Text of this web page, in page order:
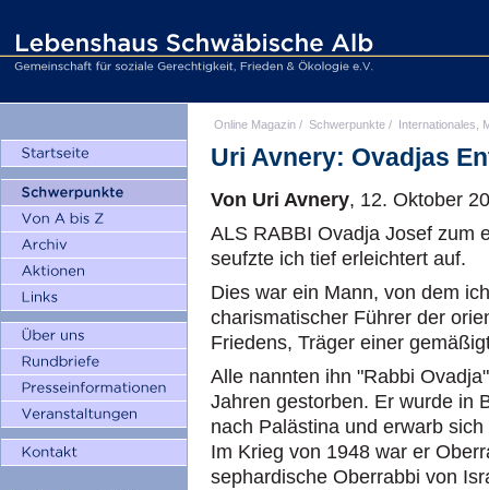
Online Magazin / Schwerpunkte / Internationales,
Uri Avnery: Ovadjas
Von Uri Avnery, 12. Oktober
ALS RABBI Ovadja Josef zum
seufzte ich tief erleichtert auf.
Dies war ein Mann, von dem
charismatischer Führer der
Friedens, Träger einer
Alle nannten ihn "Rabbi
Jahren gestorben. Er wurde in
nach Palästina und erwarb
Im Krieg von 1948 war er
sephardische Oberrabbi von